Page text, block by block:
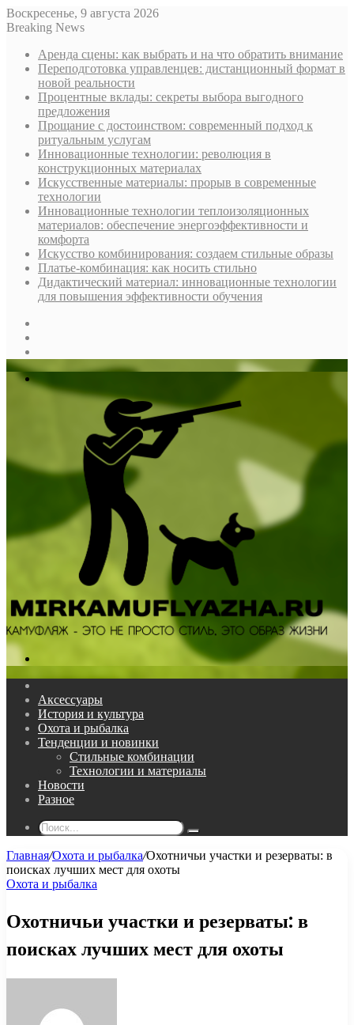
Воскресенье, 9 августа 2026
Breaking News
Аренда сцены: как выбрать и на что обратить внимание
Переподготовка управленцев: дистанционный формат в
новой реальности
Процентные вклады: секреты выбора выгодного
предложения
Прощание с достоинством: современный подход к
ритуальным услугам
Инновационные технологии: революция в
конструкционных материалах
Искусственные материалы: прорыв в современные
технологии
Инновационные технологии теплоизоляционных
материалов: обеспечение энергоэффективности и
комфорта
Искусство комбинирования: создаем стильные образы
Платье-комбинация: как носить стильно
Дидактический материал: инновационные технологии
для повышения эффективности обучения
Аксессуары
История и культура
Охота и рыбалка
Тенденции и новинки
Стильные комбинации
Технологии и материалы
Новости
Разное
Поиск...
Главная/Охота и рыбалка/Охотничьи участки и резерваты: в
поисках лучших мест для охоты
Охота и рыбалка
Охотничьи участки и резерваты: в
поисках лучших мест для охоты